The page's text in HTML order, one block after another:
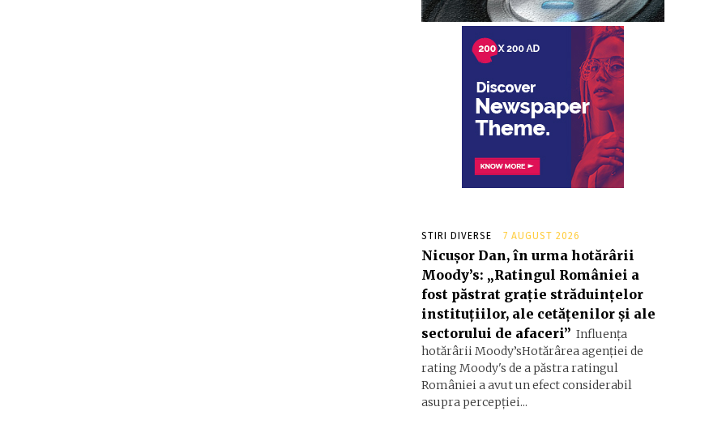
STIRI DIVERSE 7 AUGUST 2026
Nicușor Dan, în urma hotărârii
Moody’s: „Ratingul României a
fost păstrat grație străduințelor
instituțiilor, ale cetățenilor și ale
sectorului de afaceri” Influența
hotărârii Moody’sHotărârea agenției de
rating Moody's de a păstra ratingul
României a avut un efect considerabil
asupra percepției...